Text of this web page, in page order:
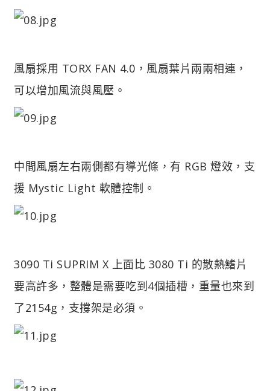
風扇採用 TORX FAN 4.0，風扇葉片兩兩相連，
可以增加風流與風壓。
中間風扇左右兩側都有導光條，有 RGB 燈效，支
援 Mystic Light 軟體控制。
3090 Ti SUPRIM X 上面比 3080 Ti 的散熱鰭片
要高許多，整體是需要吃到4個插槽，重量也來到
了2154g，支撐架是必須。